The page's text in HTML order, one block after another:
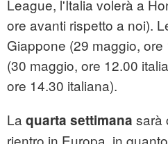
League, l'Italia volerà a
ore avanti rispetto a noi).
Giappone (29 maggio,
(30 maggio, ore 12.00
ore 14.30 italiana).
La quarta settimana sarà